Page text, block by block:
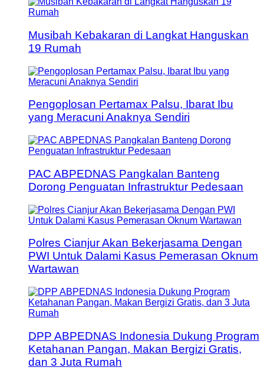
Musibah Kebakaran di Langkat Hanguskan
19 Rumah
Pengoplosan Pertamax Palsu, Ibarat Ibu
yang Meracuni Anaknya Sendiri
PAC ABPEDNAS Pangkalan Banteng
Dorong Penguatan Infrastruktur Pedesaan
Polres Cianjur Akan Bekerjasama Dengan
PWI Untuk Dalami Kasus Pemerasan Oknum
Wartawan
DPP ABPEDNAS Indonesia Dukung Program
Ketahanan Pangan, Makan Bergizi Gratis,
dan 3 Juta Rumah